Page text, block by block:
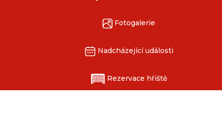
Fotogalerie
Nadcházející události
Rezervace hřiště